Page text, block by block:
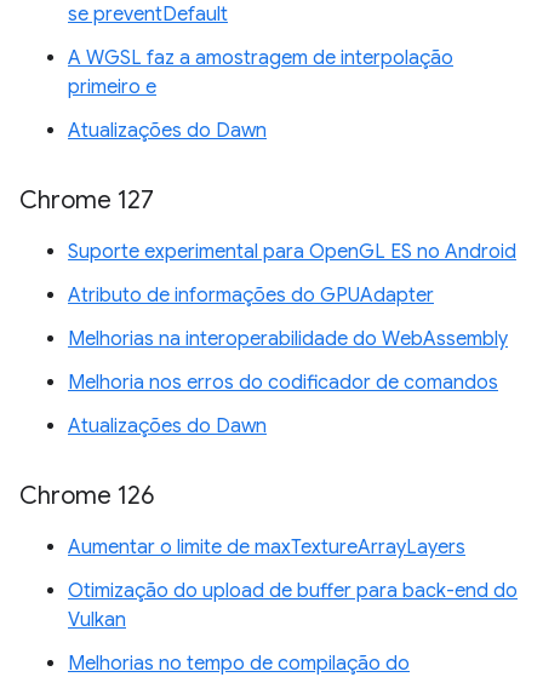
se preventDefault
A WGSL faz a amostragem de interpolação
primeiro e
Atualizações do Dawn
Chrome 127
Suporte experimental para OpenGL ES no Android
Atributo de informações do GPUAdapter
Melhorias na interoperabilidade do WebAssembly
Melhoria nos erros do codificador de comandos
Atualizações do Dawn
Chrome 126
Aumentar o limite de maxTextureArrayLayers
Otimização do upload de buffer para back-end do
Vulkan
Melhorias no tempo de compilação do